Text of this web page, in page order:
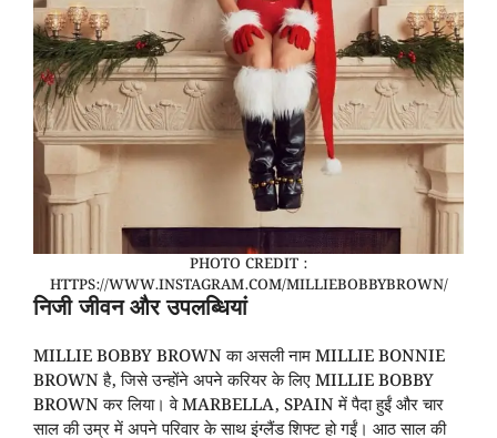
PHOTO CREDIT :
HTTPS://WWW.INSTAGRAM.COM/MILLIEBOBBYBROWN/
निजी जीवन और उपलब्धियां
MILLIE BOBBY BROWN का असली नाम MILLIE BONNIE
BROWN है, जिसे उन्होंने अपने करियर के लिए MILLIE BOBBY
BROWN कर लिया। वे MARBELLA, SPAIN में पैदा हुईं और चार
साल की उम्र में अपने परिवार के साथ इंग्लैंड शिफ्ट हो गईं। आठ साल की